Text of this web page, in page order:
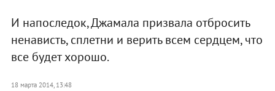
И напоследок, Джамала призвала отбросить
ненависть, сплетни и верить всем сердцем, что
все будет хорошо.
18 марта 2014, 13:48